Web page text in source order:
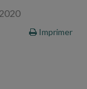
Imprimer